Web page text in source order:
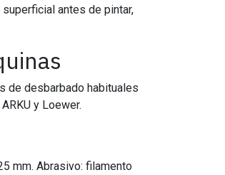
antes de pintar,
de desbarbado habituales
y Loewer.
mm. Abrasivo: filamento